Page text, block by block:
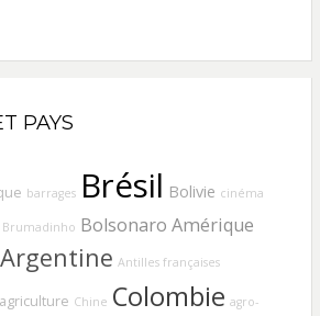
PAYS
barrages Brésil Bolivie cinéma
Brumadinho Bolsonaro Amérique
Argentine Antilles françaises
agriculture Chine Colombie agro-